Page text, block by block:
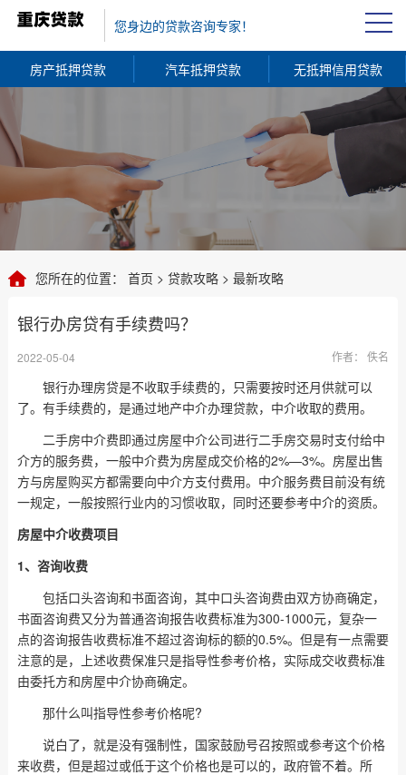
您身边的贷款咨询专家！
房产抵押贷款 汽车抵押贷款 无抵押信用贷款
您所在的位置： 首页 > 贷款攻略> 最新攻略
银行办房贷有手续费吗？
2022-05-04 作者： 佚名
银行办理房贷是不收取手续费的，只需要按时还月供就可以
了。有手续费的，是通过地产中介办理贷款，中介收取的费用。
二手房中介费即通过房屋中介公司进行二手房交易时支付给中
介方的服务费，一般中介费为房屋成交价格的2%—3%。房屋出售
方与房屋购买方都需要向中介方支付费用。中介服务费目前没有统
一规定，一般按照行业内的习惯收取，同时还要参考中介的资质。
房屋中介收费项目
1、咨询收费
包括口头咨询和书面咨询，其中口头咨询费由双方协商确定，
书面咨询费又分为普通咨询报告收费标准为300-1000元，复杂一
点的咨询报告收费标准不超过咨询标的额的0.5%。但是有一点需要
注意的是，上述收费保准只是指导性参考价格，实际成交收费标准
由委托方和房屋中介协商确定。
那什么叫指导性参考价格呢?
说白了，就是没有强制性，国家鼓励号召按照或参考这个价格
来收费，但是超过或低于这个价格也是可以的，政府管不着。所